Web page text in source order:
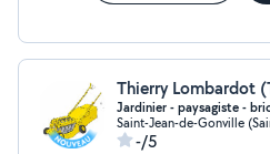
Jardinier - paysagiste -
Saint-Jean-de-Gonville
-/5